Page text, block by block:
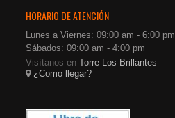
HORARIO DE ATENCIÓN
Lunes a Viernes: 09:00 am - 6:00 pm
Sábados: 09:00 am - 4:00 pm
Visítanos enTorre Los Brillantes
¿Como llegar?